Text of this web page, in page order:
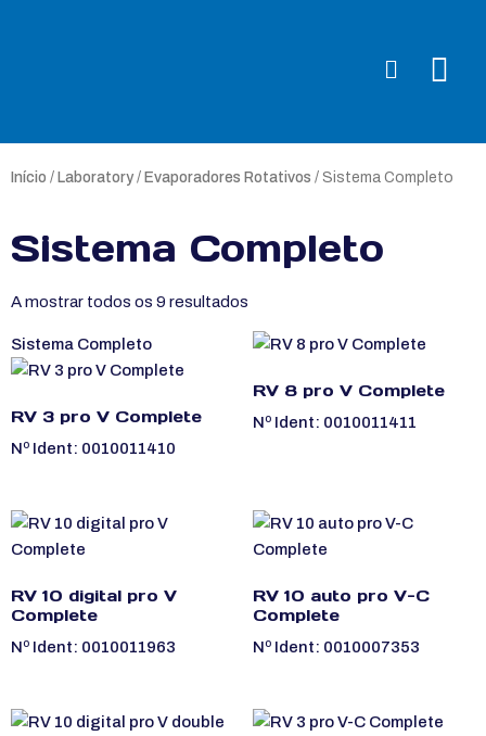
Início / Laboratory / Evaporadores Rotativos / Sistema Completo
Sistema Completo
A mostrar todos os 9 resultados
Sistema Completo
RV 3 pro V Complete
Nº Ident: 0010011410
RV 8 pro V Complete
Nº Ident: 0010011411
RV 10 digital pro V
Complete
Nº Ident: 0010011963
RV 10 auto pro V-C
Complete
Nº Ident: 0010007353